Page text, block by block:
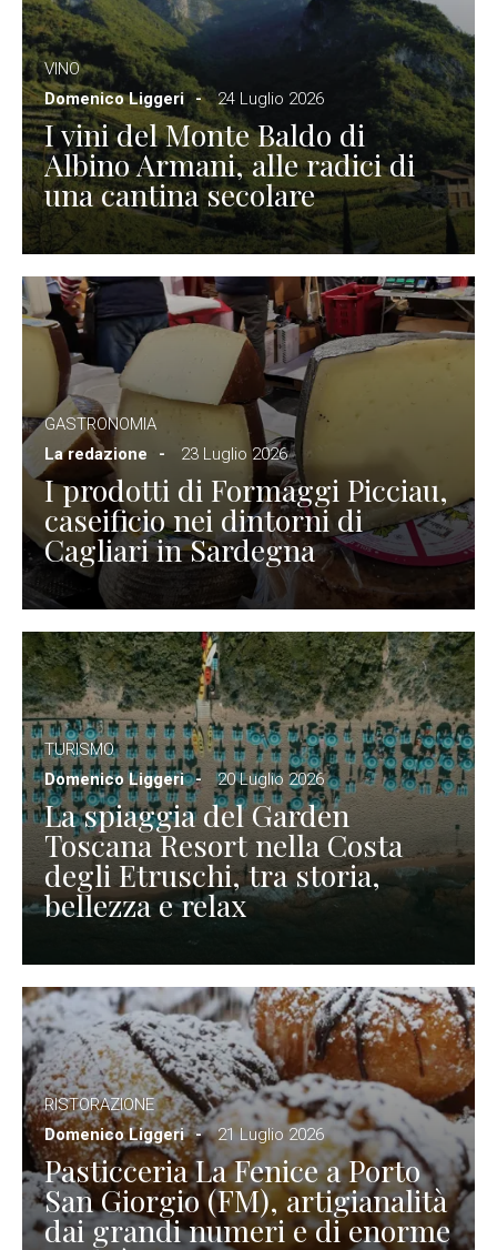
VINO
Domenico Liggeri
24 Luglio 2026
I vini del Monte Baldo di
Albino Armani, alle radici di
una cantina secolare
GASTRONOMIA
La redazione
23 Luglio 2026
I prodotti di Formaggi Picciau,
caseificio nei dintorni di
Cagliari in Sardegna
TURISMO
Domenico Liggeri
20 Luglio 2026
La spiaggia del Garden
Toscana Resort nella Costa
degli Etruschi, tra storia,
bellezza e relax
RISTORAZIONE
Domenico Liggeri
21 Luglio 2026
Pasticceria La Fenice a Porto
San Giorgio (FM), artigianalità
dai grandi numeri e di enorme